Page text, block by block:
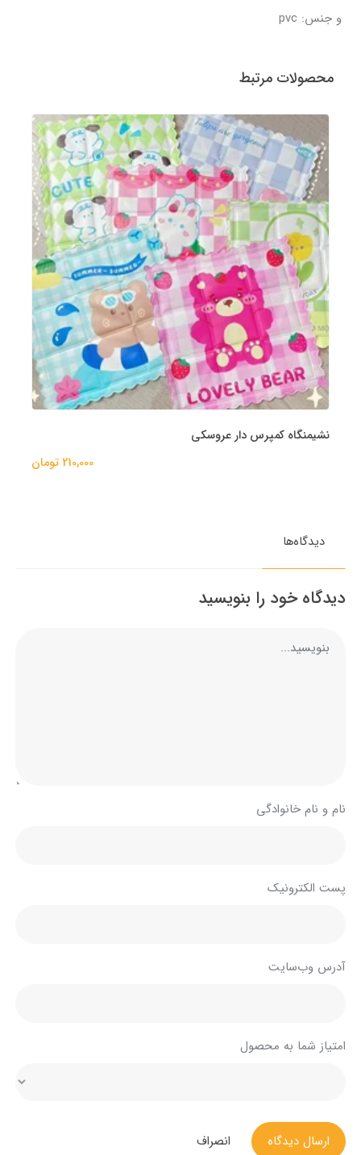
و جنس: pvc
محصولات مرتبط
نشیمنگاه کمپرس دار عروسکی
210,000 تومان
دیدگاه‌ها
دیدگاه خود را بنویسید
نام و نام خانوادگی
پست الکترونیک
آدرس وب‌سایت
امتیاز شما به محصول
ارسال دیدگاه انصراف